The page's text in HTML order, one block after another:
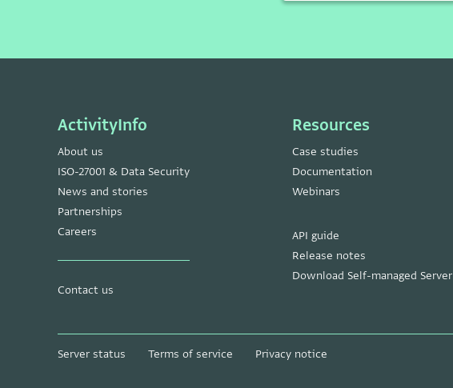
ActivityInfo
About us
ISO-27001 & Data Security
News and stories
Partnerships
Careers
Contact us
Resources
Case studies
Documentation
Webinars
API guide
Release notes
Download Self-managed Server
Server status Terms of service Privacy notice